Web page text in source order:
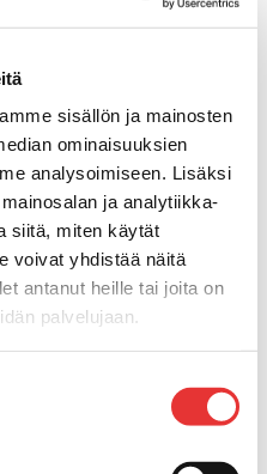
sisällön ja mainosten
ominaisuuksien
analysoimiseen. Lisäksi
ja analytiikka-
siitä, miten käytät
voivat yhdistää näitä
antanut heille tai joita on
palvelujaan.
Kaidevaijerit, -verkot ja
päätehelat
-tasot ja
Keulakaiteet ja
kaidepylväät
ikkunat ja verhot
hyttysverkot ja
Kansiluukut